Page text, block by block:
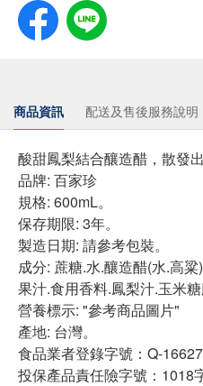
商品資訊 配送及售後服務說明
酸甜鳳梨結合釀造醋，散發
品牌: 百家珍
規格: 600mL。
保存期限: 3年。
製造日期: 請參考包裝。
成分: 蔗糖.水.釀造醋(水.高
果汁.食用香料.鳳梨汁.玉米糖
營養標示: "參考商品圖片"
產地: 台灣。
食品業者登錄字號：Q-
投保產品責任險字號：1018